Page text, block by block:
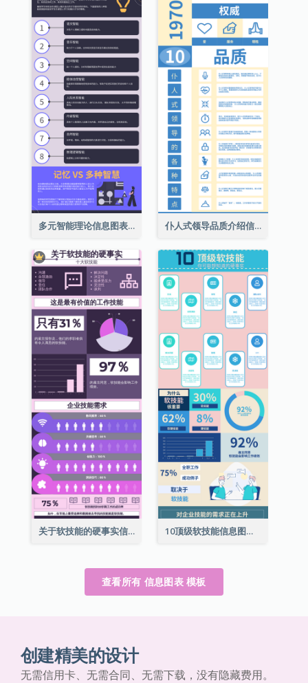
多元智能理论信息图表 仆人式领导品质介绍信息图表
关于软技能的硬事实信息图表 10顶级软技能信息图表
查看所有 信息图表 模板
创建精美的设计
无需信用卡、无需合同、无需下载，没有隐藏费用。